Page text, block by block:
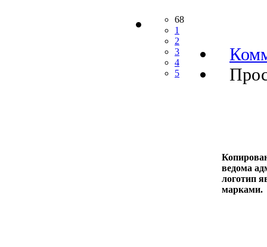
68
1
2
3
4
5
ведома
логотип
марками.